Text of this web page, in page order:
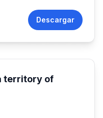
Descargar
territory of